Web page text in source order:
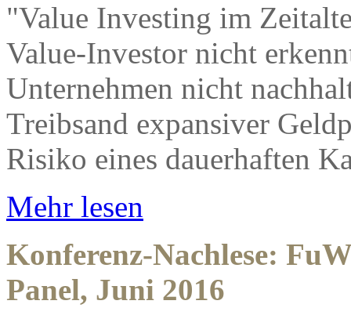
"Value Investing im
Value-Investor nicht
Unternehmen nicht
Treibsand expansiver
Risiko eines dauerhaften
Mehr lesen
Konferenz-Nachlese:
Panel, Juni 2016